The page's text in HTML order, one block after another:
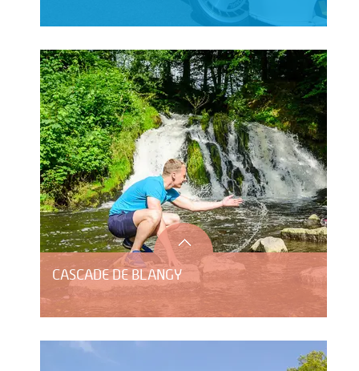
CASCADE DE BLANGY